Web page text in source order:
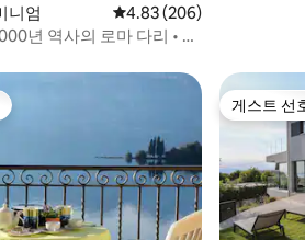
니엄 평점 4.83점(5점 만점), 후
4.83 (206)
년 역사의 로마 다리 • 전
게스트 선
게스트 선